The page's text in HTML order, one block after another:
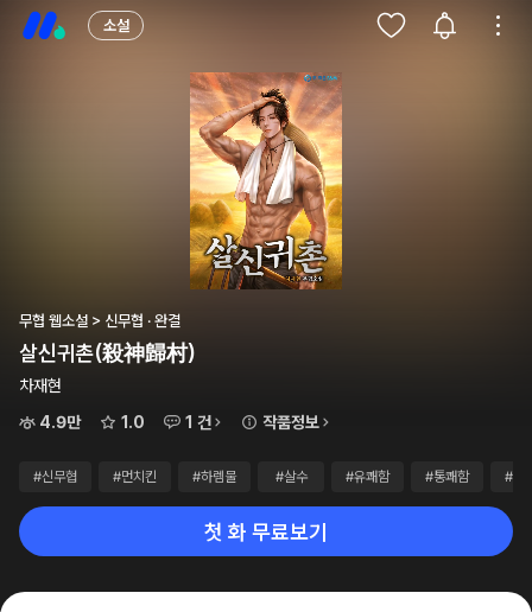
소설
무협 웹소설 > 신무협 · 완결
살신귀촌(殺神歸村)
차재현
4.9만
1.0 1 건 작품정보
#신무협 #먼치킨 #하렘물 #살수 #유쾌함 #통쾌함 #웹
첫 화 무료보기